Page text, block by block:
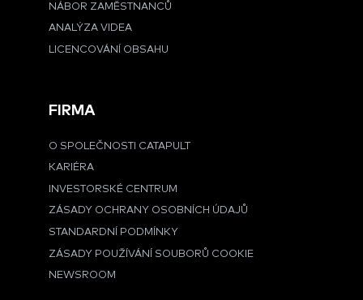
NÁBOR ZAMĚSTNANCŮ
ANALÝZA VIDEA
LICENCOVÁNÍ OBSAHU
FIRMA
O SPOLEČNOSTI CATAPULT
KARIÉRA
INVESTORSKÉ CENTRUM
ZÁSADY OCHRANY OSOBNÍCH ÚDAJŮ
STANDARDNÍ PODMÍNKY
ZÁSADY POUŽÍVÁNÍ SOUBORŮ COOKIE
NEWSROOM